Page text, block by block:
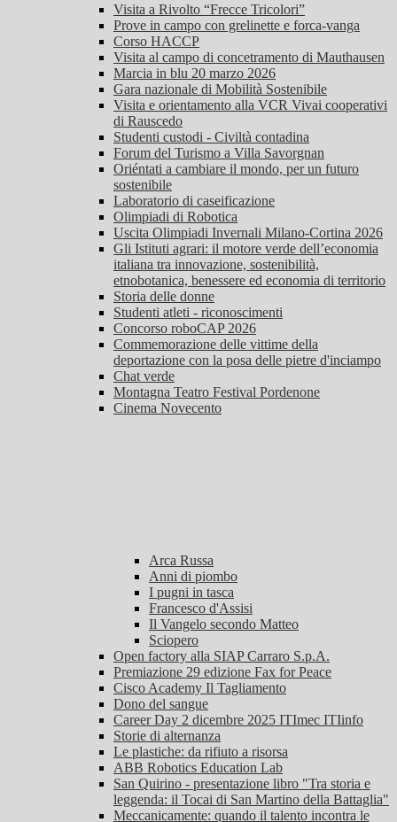
Visita a Rivolto “Frecce Tricolori”
Prove in campo con grelinette e forca-vanga
Corso HACCP
Visita al campo di concetramento di Mauthausen
Marcia in blu 20 marzo 2026
Gara nazionale di Mobilità Sostenibile
Visita e orientamento alla VCR Vivai cooperativi
di Rauscedo
Studenti custodi - Civiltà contadina
Forum del Turismo a Villa Savorgnan
Oriéntati a cambiare il mondo, per un futuro
sostenibile
Laboratorio di caseificazione
Olimpiadi di Robotica
Uscita Olimpiadi Invernali Milano-Cortina 2026
Gli Istituti agrari: il motore verde dell’economia
italiana tra innovazione, sostenibilità,
etnobotanica, benessere ed economia di territorio
Storia delle donne
Studenti atleti - riconoscimenti
Concorso roboCAP 2026
Commemorazione delle vittime della
deportazione con la posa delle pietre d'inciampo
Chat verde
Montagna Teatro Festival Pordenone
Cinema Novecento
Arca Russa
Anni di piombo
I pugni in tasca
Francesco d'Assisi
Il Vangelo secondo Matteo
Sciopero
Open factory alla SIAP Carraro S.p.A.
Premiazione 29 edizione Fax for Peace
Cisco Academy Il Tagliamento
Dono del sangue
Career Day 2 dicembre 2025 ITImec ITIinfo
Storie di alternanza
Le plastiche: da rifiuto a risorsa
ABB Robotics Education Lab
San Quirino - presentazione libro "Tra storia e
leggenda: il Tocai di San Martino della Battaglia"
Meccanicamente: quando il talento incontra le